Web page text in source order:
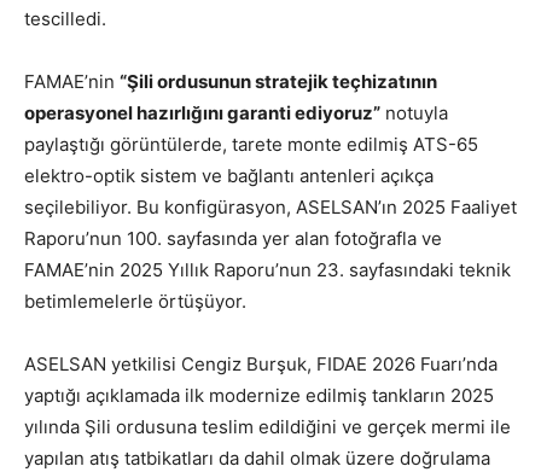
tescilledi.
FAMAE’nin “Şili ordusunun stratejik teçhizatının
operasyonel hazırlığını garanti ediyoruz” notuyla
paylaştığı görüntülerde, tarete monte edilmiş ATS-65
elektro-optik sistem ve bağlantı antenleri açıkça
seçilebiliyor. Bu konfigürasyon, ASELSAN’ın 2025 Faaliyet
Raporu’nun 100. sayfasında yer alan fotoğrafla ve
FAMAE’nin 2025 Yıllık Raporu’nun 23. sayfasındaki teknik
betimlemelerle örtüşüyor.
ASELSAN yetkilisi Cengiz Burşuk, FIDAE 2026 Fuarı’nda
yaptığı açıklamada ilk modernize edilmiş tankların 2025
yılında Şili ordusuna teslim edildiğini ve gerçek mermi ile
yapılan atış tatbikatları da dahil olmak üzere doğrulama